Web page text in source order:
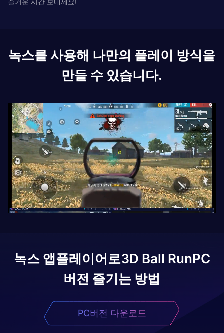
녹스를 사용해 나만의 플레이 방식을
만들 수 있습니다.
녹스 앱플레이어로3D Ball RunPC
버전 즐기는 방법
PC버전 다운로드